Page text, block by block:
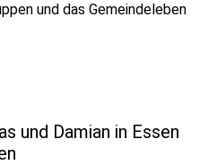
und das Gemeindeleben
und Damian in Essen